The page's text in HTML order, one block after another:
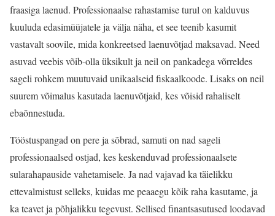
fraasiga laenud. Professionaalse rahastamise turul on kalduvus
kuuluda edasimüüjatele ja välja näha, et see teenib kasumit
vastavalt soovile, mida konkreetsed laenuvõtjad maksavad. Need
asuvad veebis võib-olla üksikult ja neil on pankadega võrreldes
sageli rohkem muutuvaid unikaalseid fiskaalkoode. Lisaks on neil
suurem võimalus kasutada laenuvõtjaid, kes võisid rahaliselt
ebaõnnestuda.
Tööstuspangad on pere ja sõbrad, samuti on nad sageli
professionaalsed ostjad, kes keskenduvad professionaalsete
sularahapauside vahetamisele. Ja nad vajavad ka täielikku
ettevalmistust selleks, kuidas me peaaegu kõik raha kasutame, ja
ka teavet ja põhjalikku tegevust. Sellised finantsasutused loodavad